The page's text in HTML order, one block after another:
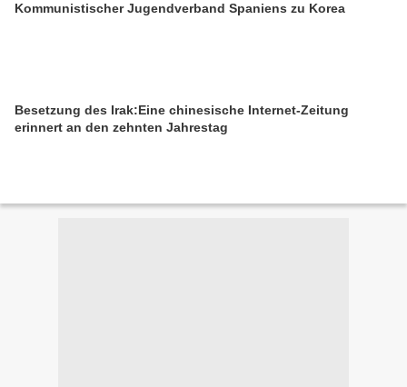
Kommunistischer Jugendverband Spaniens zu Korea
Besetzung des Irak:Eine chinesische Internet-Zeitung
erinnert an den zehnten Jahrestag